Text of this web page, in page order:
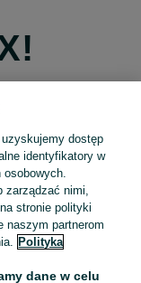
Apple
Google
dostęp
identyfikatory w
nimi,
stronie polityki
naszym partnerom
Polityka
dane w celu